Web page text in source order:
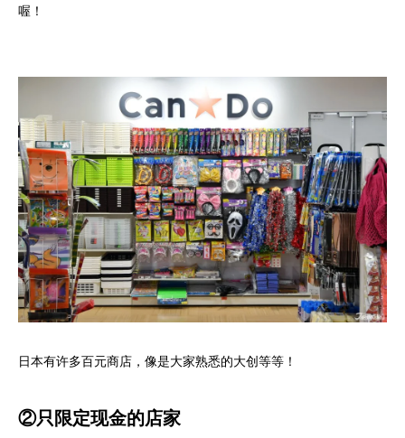
喔！
日本有许多百元商店，像是大家熟悉的大创等等！
②只限定现金的店家